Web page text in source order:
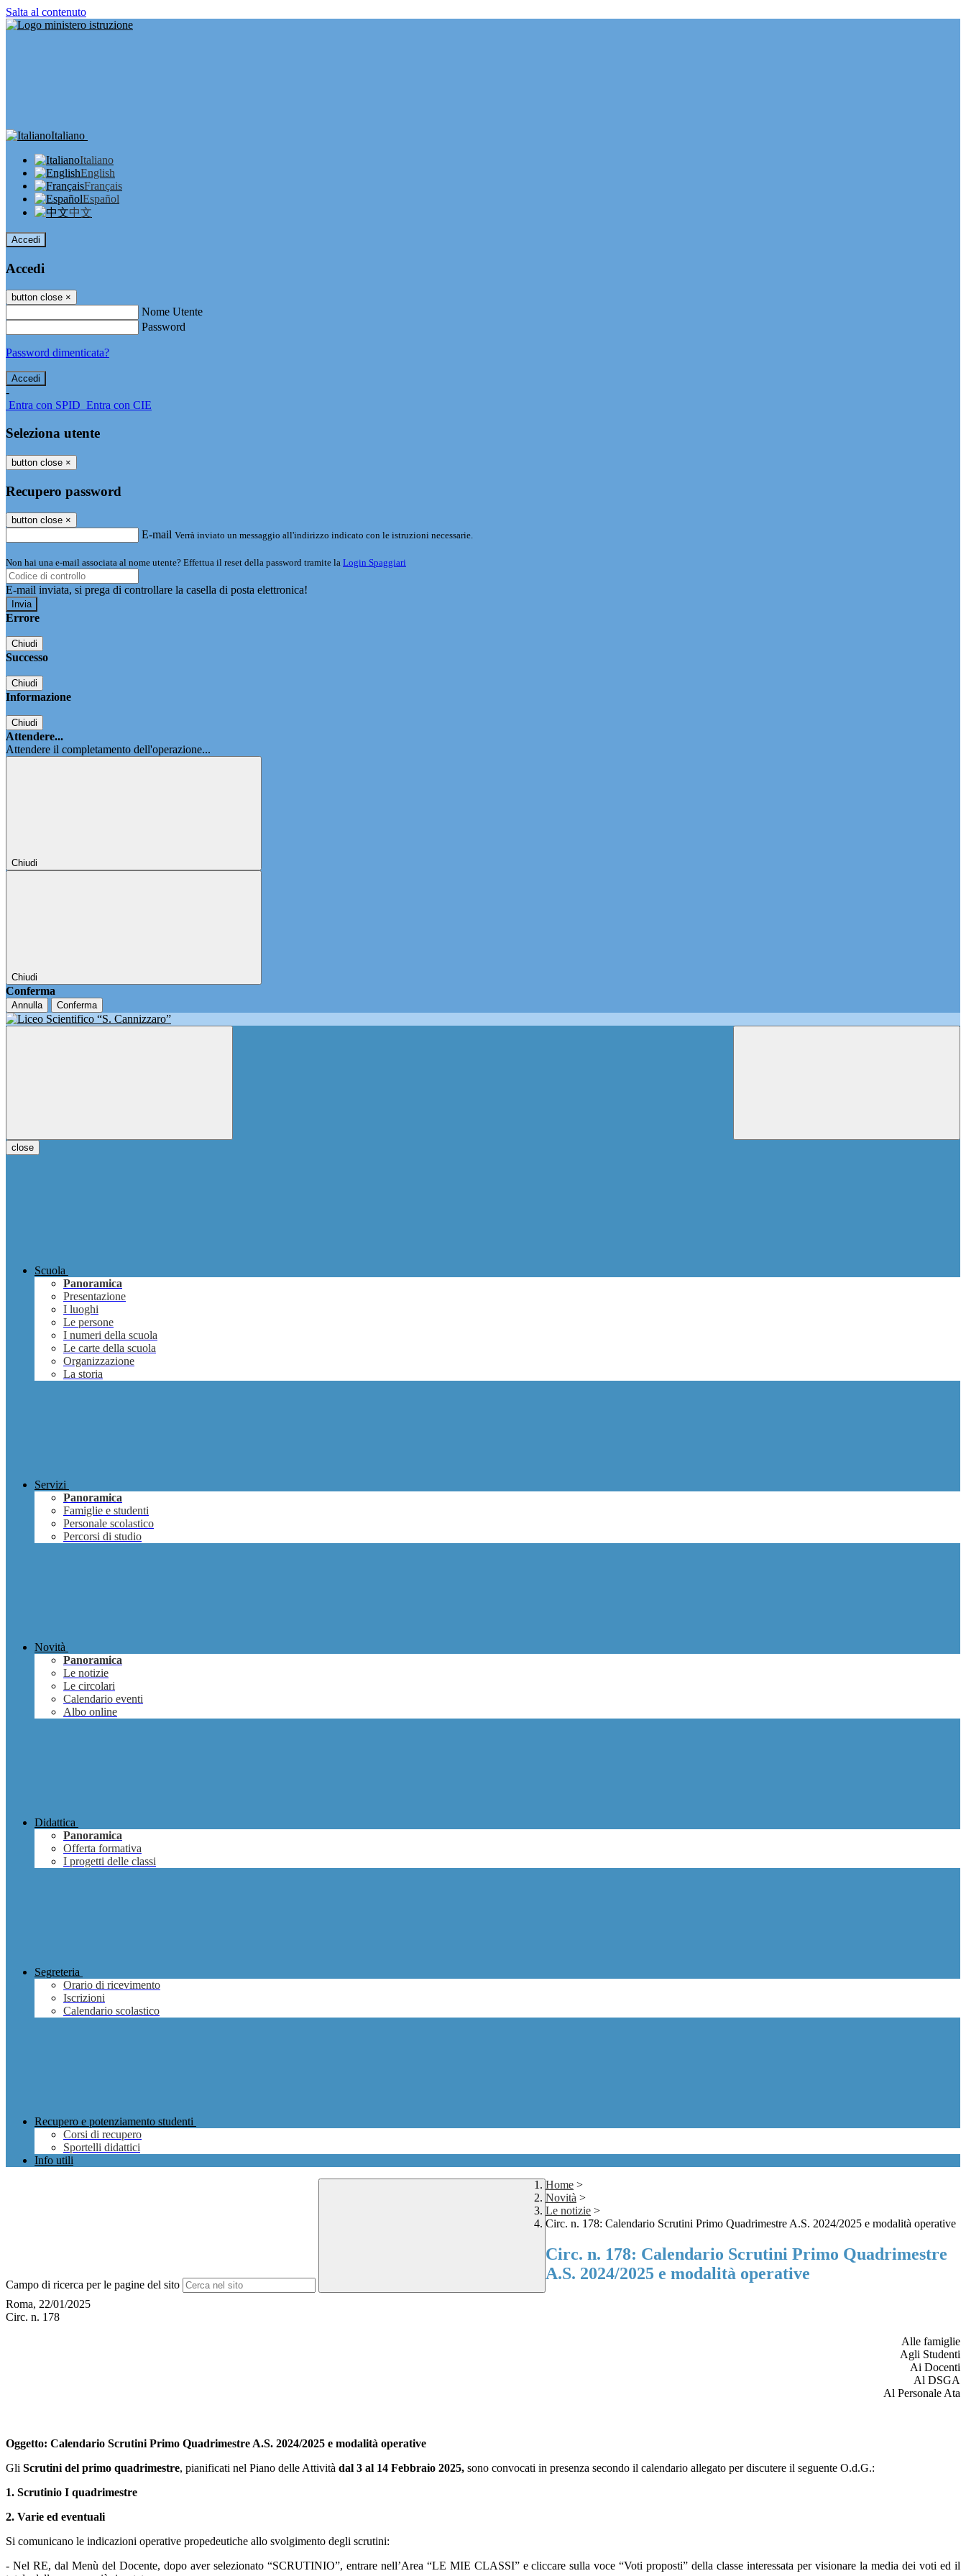
Salta al contenuto
Italiano
Italiano
English
Français
Español
中文
Accedi
Accedi
button close ×
Nome Utente
Password
Password dimenticata?
-
Entra con SPID Entra con CIE
Seleziona utente
button close ×
Recupero password
button close ×
E-mail Verrà inviato un messaggio all'indirizzo indicato con le istruzioni necessarie.
Non hai una e-mail associata al nome utente? Effettua il reset della password tramite la Login Spaggiari
E-mail inviata, si prega di controllare la casella di posta elettronica!
Errore
Chiudi
Successo
Chiudi
Informazione
Chiudi
Attendere...
Attendere il completamento dell'operazione...
Chiudi
Chiudi
Conferma
Annulla Conferma
close
Scuola
Panoramica
Presentazione
I luoghi
Le persone
I numeri della scuola
Le carte della scuola
Organizzazione
La storia
Servizi
Panoramica
Famiglie e studenti
Personale scolastico
Percorsi di studio
Novità
Panoramica
Le notizie
Le circolari
Calendario eventi
Albo online
Didattica
Panoramica
Offerta formativa
I progetti delle classi
Segreteria
Orario di ricevimento
Iscrizioni
Calendario scolastico
Recupero e potenziamento studenti
Corsi di recupero
Sportelli didattici
Info utili
Campo di ricerca per le pagine del sito
Home >
Novità >
Le notizie >
Circ. n. 178: Calendario Scrutini Primo Quadrimestre A.S. 2024/2025 e modalità operative
Circ. n. 178: Calendario Scrutini Primo Quadrimestre
A.S. 2024/2025 e modalità operative
Roma, 22/01/2025
Circ. n. 178
Alle famiglie
Agli Studenti
Ai Docenti
Al DSGA
Al Personale Ata
Oggetto: Calendario Scrutini Primo Quadrimestre A.S. 2024/2025 e modalità operative
Gli Scrutini del primo quadrimestre, pianificati nel Piano delle Attività dal 3 al 14 Febbraio 2025, sono convocati in presenza secondo il calendario allegato per discutere il seguente O.d.G.:
1. Scrutinio I quadrimestre
2. Varie ed eventuali
Si comunicano le indicazioni operative propedeutiche allo svolgimento degli scrutini:
- Nel RE, dal Menù del Docente, dopo aver selezionato “SCRUTINIO”, entrare nell’Area “LE MIE CLASSI” e cliccare sulla voce “Voti proposti” della classe interessata per visionare la media dei voti ed il